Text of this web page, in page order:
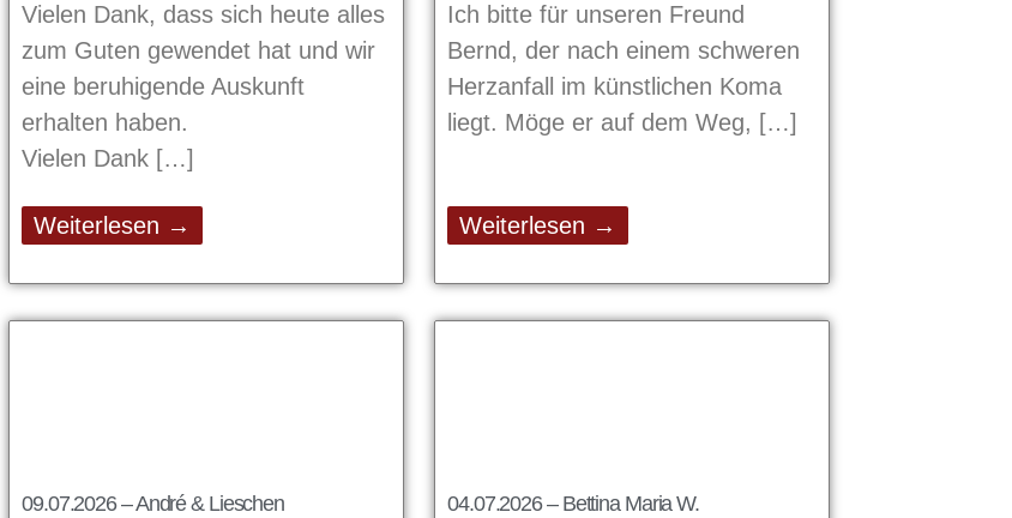
Vielen Dank, dass sich heute alles
zum Guten gewendet hat und wir
eine beruhigende Auskunft
erhalten haben.
Vielen Dank
Weiterlesen →
Ich bitte für unseren Freund
Bernd, der nach einem schweren
Herzanfall im künstlichen Koma
liegt. Möge er auf dem Weg,
Weiterlesen →
09.07.2026 – André & Lieschen 04.07.2026 – Bettina Maria W.